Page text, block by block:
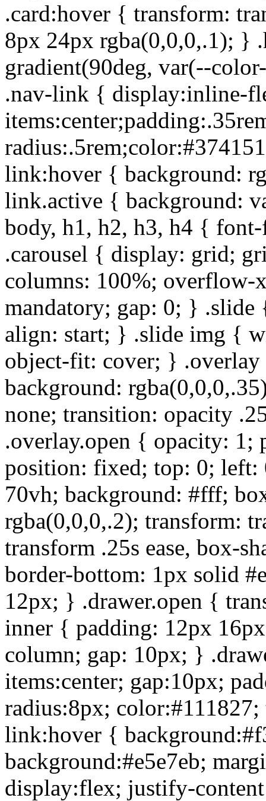
.card:hover { transform:
8px 24px rgba(0,0,0,.1); }
gradient(90deg, var(--
.nav-link { display:inline-
link:hover { background:
link.active { background:
body, h1, h2, h3, h4 {
.carousel { display: grid;
columns: 100%; overflow-
mandatory; gap: 0; }
align: start; } .slide img {
object-fit: cover; }
background:
none; transition: opacity
.overlay.open { opacity: 1;
position: fixed; top: 0;
70vh; background: #fff;
rgba(0,0,0,.2); transform:
transform .25s ease, box-
border-bottom: 1px solid
12px; } .drawer.open {
inner { padding: 12px
column; gap: 10px; }
items:center; gap:10px;
radius:8px;
link:hover {
background:#e5e7eb;
display:flex; justify-